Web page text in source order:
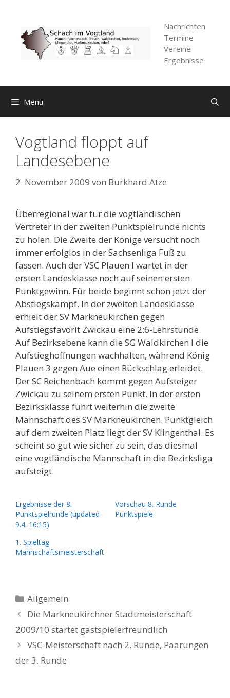
springen
Nachrichten
Termine
Vereine
Ergebnisse
Menü
Vogtland floppt auf
Landesebene
2. November 2009 von Burkhard Atze
Überregional war für die vogtländischen
Vertreter in der zweiten Punktspielrunde nichts
zu holen. Die Zweite der Könige versucht noch
immer erfolglos in der Sachsenliga Fuß zu
fassen. Auch der VSC Plauen I wartet in der
ersten Landesklasse noch auf seinen ersten
Punktgewinn. Für beide beginnt schon jetzt der
Abstiegskampf. In der zweiten Landesklasse
erhielt der SV Markneukirchen gegen
Aufstiegsfavorit Zwickau eine 2:6-Lehrstunde.
Auf Bezirksebene kann die SG Waldkirchen I die
Aufstieghoffnungen wachhalten, während König
Plauen 3 gegen Aue einen Rückschlag erleidet.
Der SC Reichenbach kommt gegen Aufsteiger
Zwickau zu seinem ersten Punkt. In der ersten
Bezirksklasse führt weiterhin die zweite
Mannschaft des SV Markneukirchen. Punktgleich
auf dem zweiten Platz liegt der SV Klingenthal. Es
scheint so gut wie sicher zu sein, das diesmal
eine vogtländische Mannschaft in die Bezirksliga
aufsteigt.
Ergebnisse der 8.
Punktspielrunde (updated
9.4. 16:15)
Vorschau 8. Runde
Punktspiele
1. Spieltag
Mannschaftsmeisterschaft
Kategorien
Allgemein
Die Markneukirchner Stadtmeisterschaft
2009/10 startet gastspielerfreundlich
VSC-Meisterschaft nach 2. Runde, Paarungen
der 3. Runde